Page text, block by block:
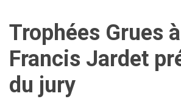
Trophées Grues
Francis Jardet
du jury